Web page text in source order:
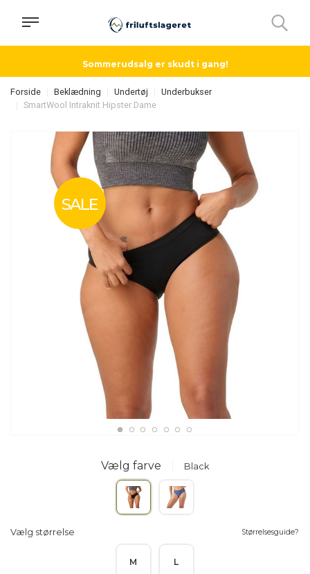
Sommerudsalg er skudt i gang!
Forside Beklædning Undertøj
Underbukser
SmartWool Intraknit Hipster Dame
SALE
Vælg farve Black
Vælg størrelse Størrelsesguide?
M L